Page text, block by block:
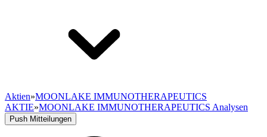
Aktien»MOONLAKE IMMUNOTHERAPEUTICS
AKTIE»MOONLAKE IMMUNOTHERAPEUTICS Analysen
Push Mitteilungen